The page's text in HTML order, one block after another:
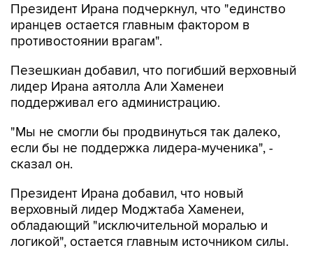
Президент Ирана подчеркнул, что "единство
иранцев остается главным фактором в
противостоянии врагам".
Пезешкиан добавил, что погибший верховный
лидер Ирана аятолла Али Хаменеи
поддерживал его администрацию.
"Мы не смогли бы продвинуться так далеко,
если бы не поддержка лидера-мученика", -
сказал он.
Президент Ирана добавил, что новый
верховный лидер Моджтаба Хаменеи,
обладающий "исключительной моралью и
логикой", остается главным источником силы.